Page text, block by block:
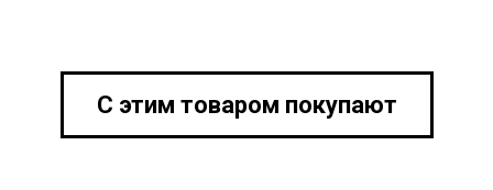
С этим товаром покупают